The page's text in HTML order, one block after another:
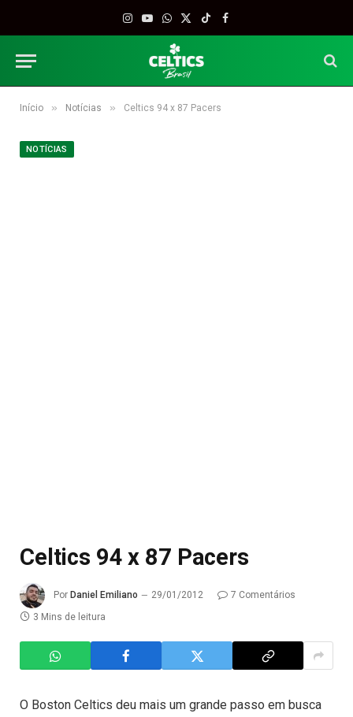
Instagram
YouTube
WhatsApp
X
TikTokFacebook
Início » Notícias » Celtics 94 x 87 Pacers
NOTÍCIAS
Celtics 94 x 87 Pacers
Por Daniel Emiliano 29/01/2012
7 Comentários
3 Mins de leitura
O Boston Celtics deu mais um grande passo em busca